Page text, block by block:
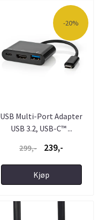
-20%
USB Multi-Port Adapter
USB 3.2, USB-C™ ...
299,-
239,-
Kjøp